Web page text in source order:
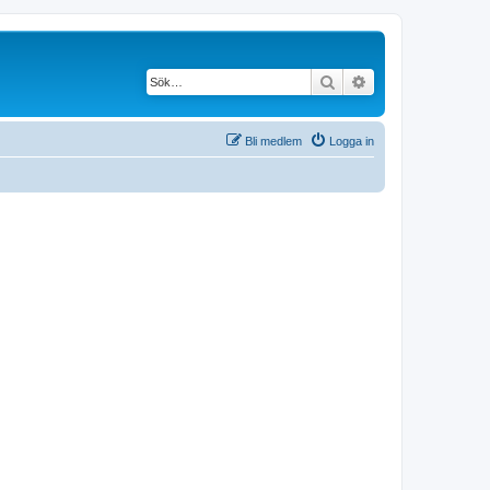
Sök
Logga in
Bli medlem